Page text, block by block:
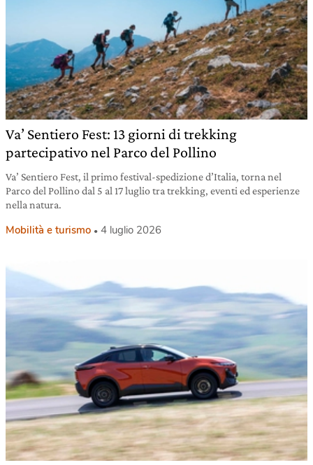
Va’ Sentiero Fest: 13 giorni di trekking
partecipativo nel Parco del Pollino
Va’ Sentiero Fest, il primo festival-spedizione d’Italia, torna nel
Parco del Pollino dal 5 al 17 luglio tra trekking, eventi ed esperienze
nella natura.
Mobilità e turismo 4 luglio 2026